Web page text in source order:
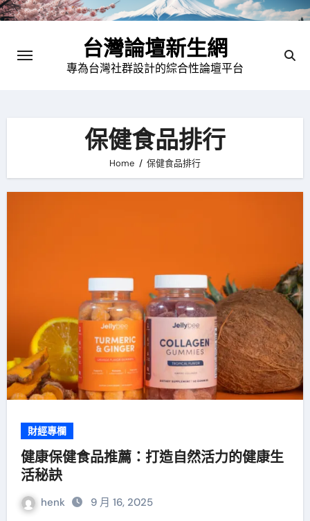
Skip
content
台灣論壇新生網
專為台灣社群設計的綜合性論壇平台
保健食品排行
Home 保健食品排行
財經專欄
健康保健食品推薦：打造自然活力的健康生
活秘訣
henk 9 月 16, 2025